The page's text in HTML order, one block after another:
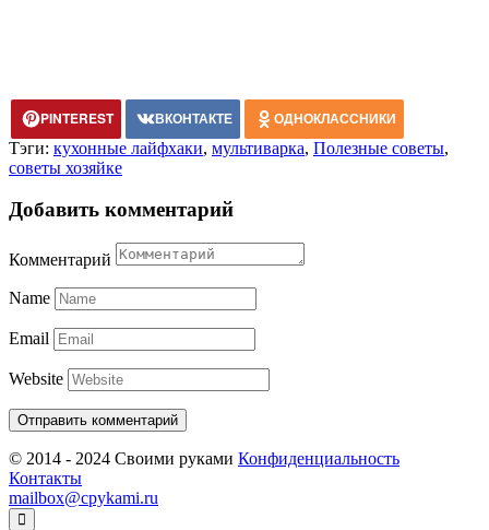
PINTEREST ВКОНТАКТЕ ОДНОКЛАССНИКИ
Тэги: кухонные лайфхаки, мультиварка, Полезные советы,
советы хозяйке
Добавить комментарий
Комментарий
Name
Email
Website
© 2014 - 2024 Своими руками Конфиденциальность
Контакты
mailbox@cpykami.ru